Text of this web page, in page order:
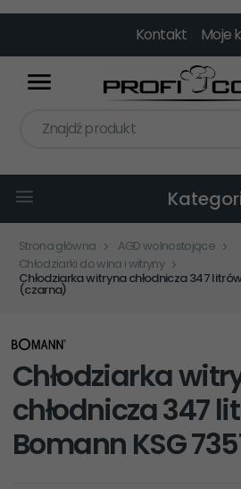
Kontakt Moje
Znajdź produkt
Strona główna
AGD wolnostojące
Chłodziarki do wina i witryny
Chłodziarka witryna chłodnicza 347
(czarna)
Chłodziarka
chłodnicza 347
Bomann KSG